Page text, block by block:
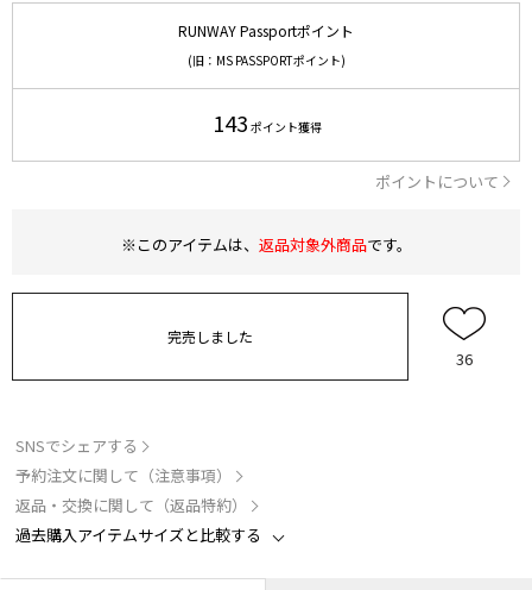
RUNWAY Passportポイント
(旧：MS PASSPORTポイント)
143 ポイント獲得
ポイントについて
※このアイテムは、 返品対象外商品です。
完売しました
36
SNSでシェアする
予約注文に関して（注意事項）
返品・交換に関して（返品特約）
過去購入アイテムサイズと比較する